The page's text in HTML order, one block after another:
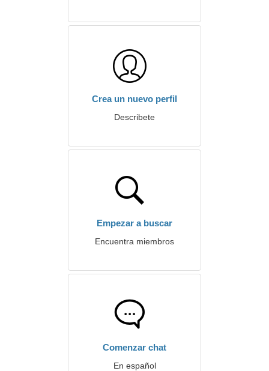
Crea un nuevo perfil
Describete
Empezar a buscar
Encuentra miembros
Comenzar chat
En español